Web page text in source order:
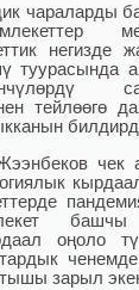
чараларды
негизде
туурасында
тейлөөгө
чек
башчы
оңоло
зарыл